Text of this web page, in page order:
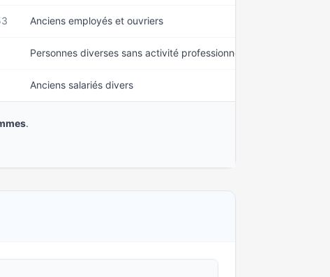
Anciens employés et ouvriers
Personnes diverses sans activité professionnelle (moins de 60 ans)
Anciens salariés divers
.